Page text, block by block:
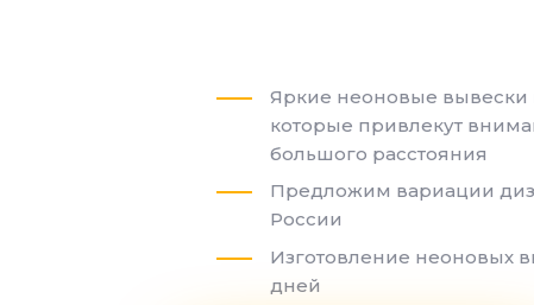
Яркие неоновые вывески
которые привлекут
большого расстояния
Предложим вариации
России
Изготовление неоновых
дней